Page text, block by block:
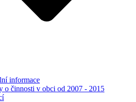
informace
o činnosti v obci od 2007 - 2015